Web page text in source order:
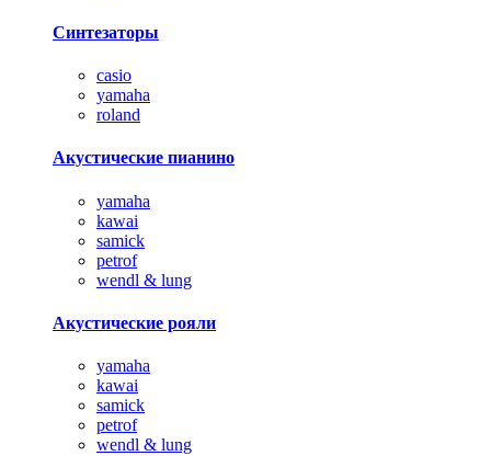
Синтезаторы
casio
yamaha
roland
Акустические пианино
yamaha
kawai
samick
petrof
wendl & lung
Акустические рояли
yamaha
kawai
samick
petrof
wendl & lung